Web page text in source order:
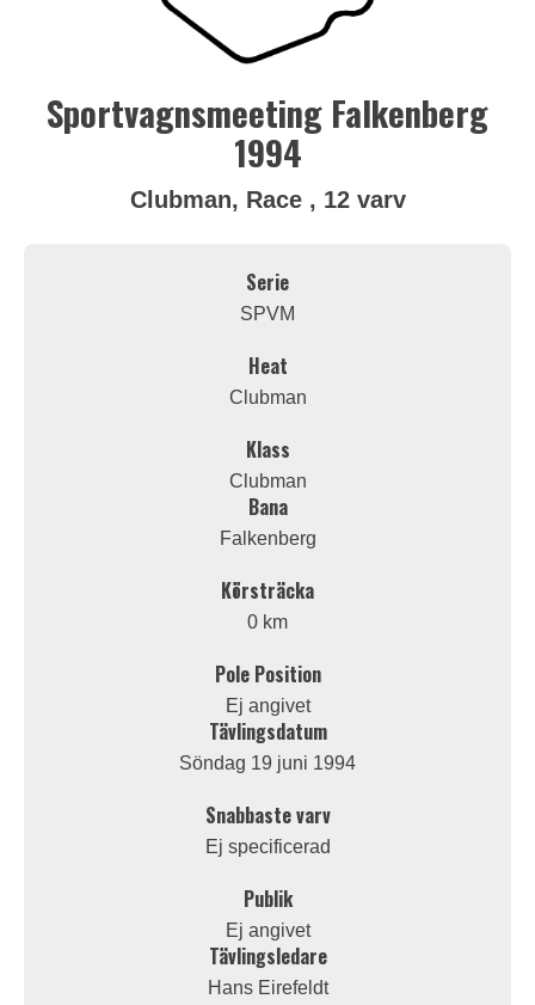
Sportvagnsmeeting Falkenberg
1994
Clubman, Race , 12 varv
Serie
SPVM
Heat
Clubman
Klass
Clubman
Bana
Falkenberg
Körsträcka
0 km
Pole Position
Ej angivet
Tävlingsdatum
Söndag 19 juni 1994
Snabbaste varv
Ej specificerad
Publik
Ej angivet
Tävlingsledare
Hans Eirefeldt